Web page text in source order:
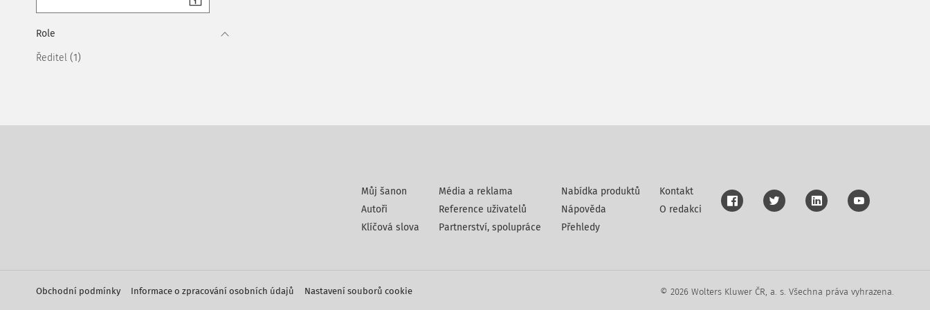
Role
Ředitel (1)
Můj šanon
Autoři
Klíčová slova
Média a reklama
Reference uživatelů
Partnerství, spolupráce
Nabídka produktů
Nápověda
Přehledy
Kontakt
O redakci
© 2026 Wolters Kluwer ČR, a. s. Všechna práva vyhrazena.
Obchodní podmínky Informace o zpracování osobních údajů Nastavení souborů cookie